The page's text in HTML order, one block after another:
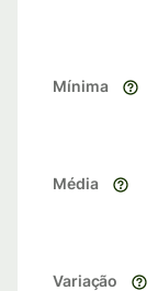
Mínima
Média
Variação